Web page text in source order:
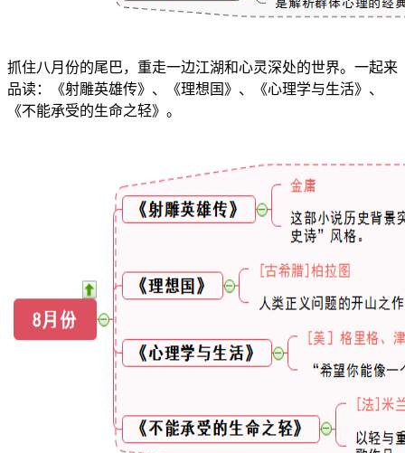
抓住八月份的尾巴，重走一边江湖和心灵深处的世界。一起来
品读：《射雕英雄传》、《理想国》、《心理学与生活》、
《不能承受的生命之轻》。